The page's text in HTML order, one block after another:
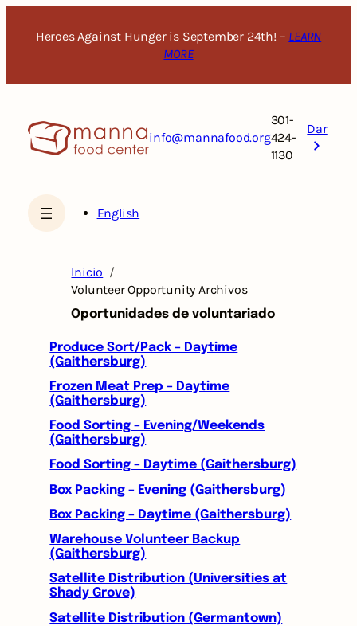
Heroes Against Hunger is September 24th! – LEARN
MORE
info@mannafood.org
301-
424-
1130
Dar
English
Inicio
Volunteer Opportunity Archivos
Oportunidades de voluntariado
Produce Sort/Pack – Daytime
(Gaithersburg)
Frozen Meat Prep – Daytime
(Gaithersburg)
Food Sorting – Evening/Weekends
(Gaithersburg)
Food Sorting – Daytime (Gaithersburg)
Box Packing – Evening (Gaithersburg)
Box Packing – Daytime (Gaithersburg)
Warehouse Volunteer Backup
(Gaithersburg)
Satellite Distribution (Universities at
Shady Grove)
Satellite Distribution (Germantown)